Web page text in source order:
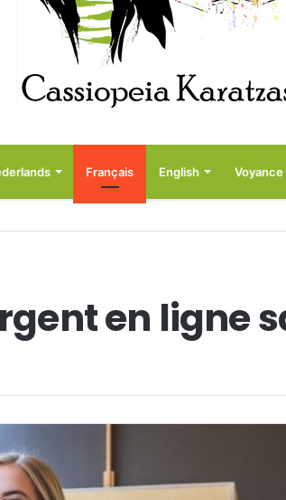
Français English
en ligne